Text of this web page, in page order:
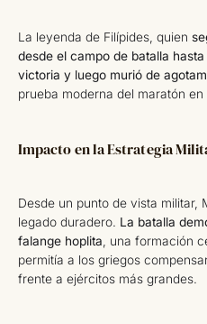
La leyenda de Filípides, quien
desde el campo de batalla
victoria y luego murió de
prueba moderna del maratón en
Impacto en la Estrategia
Desde un punto de vista militar,
legado duradero. La batalla
falange hoplita , una formación
permitía a los griegos
frente a ejércitos más grandes.